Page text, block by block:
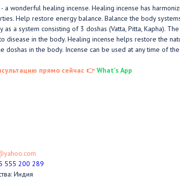
a wonderful healing incense. Healing incense has
Help restore energy balance. Balance the body
as a system consisting of 3 doshas (Vatta, Pitta, Kapha).
disease in the body. Healing incense helps restore the
doshas in the body. Incense can be used at any time of
прямо сейчас 👉 What's App
555 200 289
Индия